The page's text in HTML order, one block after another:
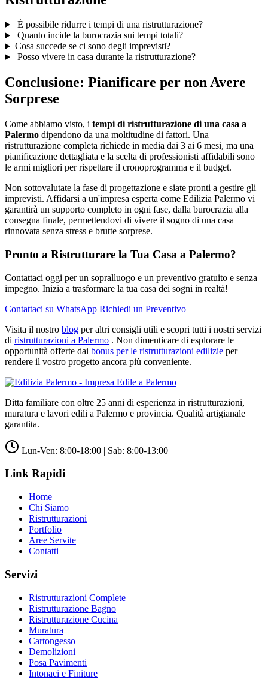
È possibile ridurre i tempi di una ristrutturazione?
Quanto incide la burocrazia sui tempi totali?
Cosa succede se ci sono degli imprevisti?
Posso vivere in casa durante la ristrutturazione?
Conclusione: Pianificare per non Avere
Sorprese
Come abbiamo visto, i tempi di ristrutturazione di una casa a
Palermo dipendono da una moltitudine di fattori. Una
ristrutturazione completa richiede in media dai 3 ai 6 mesi, ma una
pianificazione dettagliata e la scelta di professionisti affidabili sono
le armi migliori per rispettare il cronoprogramma e il budget.
Non sottovalutate la fase di progettazione e siate pronti a gestire gli
imprevisti. Affidarsi a un'impresa esperta come Edilizia Palermo vi
garantirà un supporto completo in ogni fase, dalla burocrazia alla
consegna finale, permettendovi di vivere il sogno di una casa
rinnovata senza stress e brutte sorprese.
Pronto a Ristrutturare la Tua Casa a Palermo?
Contattaci oggi per un sopralluogo e un preventivo gratuito e senza
impegno. Inizia a trasformare la tua casa dei sogni in realtà!
Contattaci su WhatsApp Richiedi un Preventivo
Visita il nostro blog per altri consigli utili e scopri tutti i nostri servizi
di ristrutturazioni a Palermo . Non dimenticare di esplorare le
opportunità offerte dai bonus per le ristrutturazioni edilizie per
rendere il vostro progetto ancora più conveniente.
Ditta familiare con oltre 25 anni di esperienza in ristrutturazioni,
muratura e lavori edili a Palermo e provincia. Qualità artigianale
garantita.
Lun-Ven: 8:00-18:00 | Sab: 8:00-13:00
Link Rapidi
Home
Chi Siamo
Ristrutturazioni
Portfolio
Aree Servite
Contatti
Servizi
Ristrutturazioni Complete
Ristrutturazione Bagno
Ristrutturazione Cucina
Muratura
Cartongesso
Demolizioni
Posa Pavimenti
Intonaci e Finiture